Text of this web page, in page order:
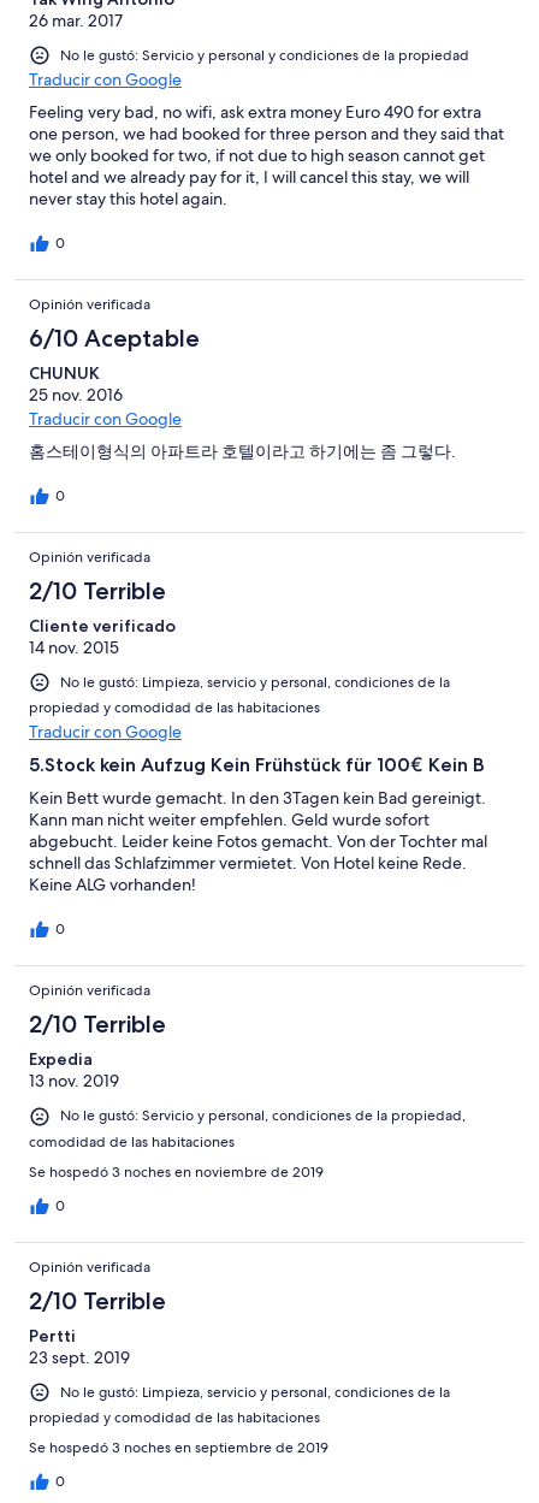
26 mar. 2017
No le gustó: Servicio y personal y condiciones de la propiedad
Traducir con Google
Feeling very bad, no wifi, ask extra money Euro 490 for extra
one person, we had booked for three person and they said that
we only booked for two, if not due to high season cannot get
hotel and we already pay for it, I will cancel this stay, we will
never stay this hotel again.
0
Opinión verificada
6/10 Aceptable
CHUNUK
25 nov. 2016
Traducir con Google
홈스테이형식의 아파트라 호텔이라고 하기에는 좀 그렇다.
0
Opinión verificada
2/10 Terrible
Cliente verificado
14 nov. 2015
No le gustó: Limpieza, servicio y personal, condiciones de la
propiedad y comodidad de las habitaciones
Traducir con Google
5.Stock kein Aufzug Kein Frühstück für 100€ Kein B
Kein Bett wurde gemacht. In den 3Tagen kein Bad gereinigt.
Kann man nicht weiter empfehlen. Geld wurde sofort
abgebucht. Leider keine Fotos gemacht. Von der Tochter mal
schnell das Schlafzimmer vermietet. Von Hotel keine Rede.
Keine ALG vorhanden!
0
Opinión verificada
2/10 Terrible
Expedia
13 nov. 2019
No le gustó: Servicio y personal, condiciones de la propiedad,
comodidad de las habitaciones
Se hospedó 3 noches en noviembre de 2019
0
Opinión verificada
2/10 Terrible
Pertti
23 sept. 2019
No le gustó: Limpieza, servicio y personal, condiciones de la
propiedad y comodidad de las habitaciones
Se hospedó 3 noches en septiembre de 2019
0